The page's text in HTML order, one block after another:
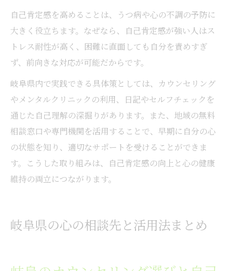
自己肯定感を高めることは、うつ病や心の不調の予防に
大きく役立ちます。なぜなら、自己肯定感が強い人はス
トレス耐性が高く、困難に直面しても自分を責めすぎ
ず、前向きな対応が可能だからです。
岐阜県内で実践できる具体策としては、カウンセリング
やメンタルクリニックの利用、日記やセルフチェックを
通じた自己理解の深掘りがあります。また、地域の無料
相談窓口や専門機関を活用することで、早期に自分の心
の状態を知り、適切なサポートを受けることができま
す。こうした取り組みは、自己肯定感の向上と心の健康
維持の両立につながります。
岐阜県の心の相談先と活用法まとめ